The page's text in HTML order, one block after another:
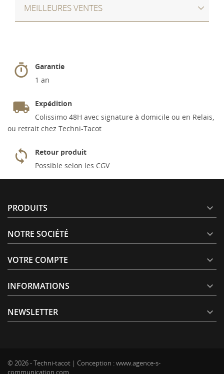
MEILLEURES VENTES
Garantie
1 an
Expédition
Colissimo 48H avec signature à domicile ou en Relais,
ou retrait chez Techni-Tacot
Retour produit
Possible selon les CGV
PRODUITS 
NOTRE SOCIÉTÉ 
VOTRE COMPTE 
INFORMATIONS 
NEWSLETTER 
© 2026 - Techni-tacot | Conception :www.agence-s-
communication.com